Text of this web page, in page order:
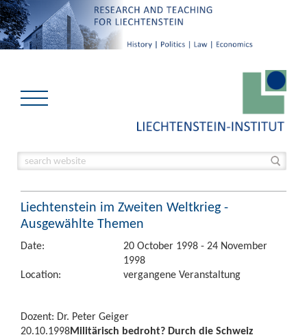
Liechtenstein im Zweiten Weltkrieg -
Ausgewählte Themen
Date:
20 October 1998 - 24 November
1998
Location:
vergangene Veranstaltung
Dozent: Dr. Peter Geiger
20.10.1998Militärisch bedroht? Durch die Schweiz